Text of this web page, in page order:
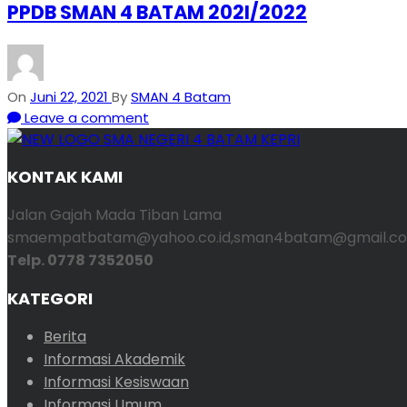
PPDB SMAN 4 BATAM 202I/2022
On Juni 22, 2021 BySMAN 4 Batam
Leave a comment
KONTAK KAMI
Jalan Gajah Mada Tiban Lama
Telp. 0778 7352050
KATEGORI
Berita
Informasi Akademik
Informasi Kesiswaan